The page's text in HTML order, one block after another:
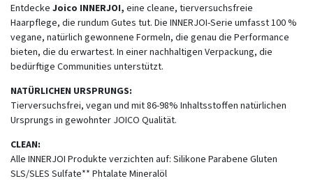
Entdecke Joico INNERJOI, eine cleane, tierversuchsfreie
Haarpflege, die rundum Gutes tut. Die INNERJOI-Serie umfasst 100 %
vegane, natürlich gewonnene Formeln, die genau die Performance
bieten, die du erwartest. In einer nachhaltigen Verpackung, die
bedürftige Communities unterstützt.
NATÜRLICHEN URSPRUNGS:
Tierversuchsfrei, vegan und mit 86-98% Inhaltsstoffen natürlichen
Ursprungs in gewohnter JOICO Qualität.
CLEAN:
Alle INNERJOI Produkte verzichten auf: Silikone Parabene Gluten
SLS/SLES Sulfate** Phtalate Mineralöl